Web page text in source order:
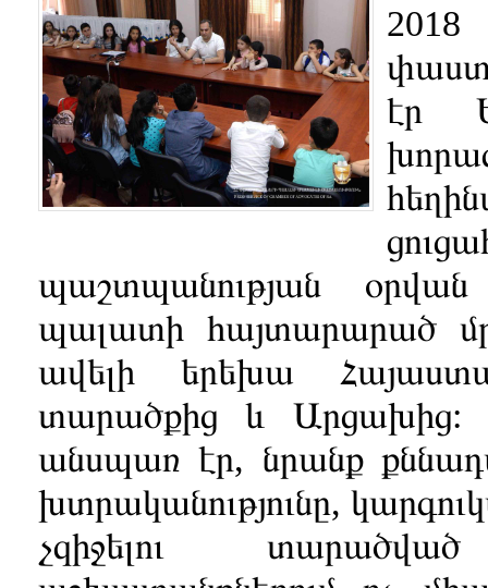
էր
պաշտպանության
պալատի հայտարարած
ավելի երեխա
տարածքից և Արցախից:
անսպառ էր, նրանք
խտրականությունը,
չզիջելու